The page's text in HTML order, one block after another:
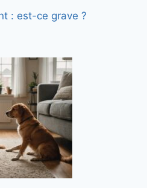
: est-ce grave ?